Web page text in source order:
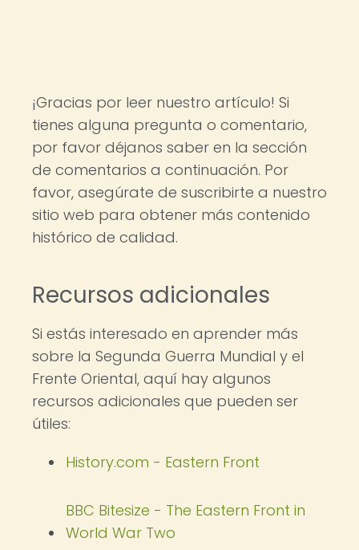
¡Gracias por leer nuestro artículo! Si
tienes alguna pregunta o comentario,
por favor déjanos saber en la sección
de comentarios a continuación. Por
favor, asegúrate de suscribirte a nuestro
sitio web para obtener más contenido
histórico de calidad.
Recursos adicionales
Si estás interesado en aprender más
sobre la Segunda Guerra Mundial y el
Frente Oriental, aquí hay algunos
recursos adicionales que pueden ser
útiles:
History.com - Eastern Front
BBC Bitesize - The Eastern Front in
World War Two